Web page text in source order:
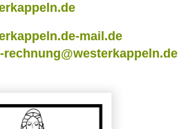
mail.de
rechnung@westerkappeln.de